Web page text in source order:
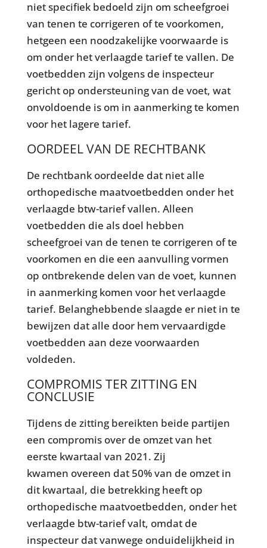
niet specifiek bedoeld zijn om scheefgroei
van tenen te corrigeren of te voorkomen,
hetgeen een noodzakelijke voorwaarde is
om onder het verlaagde tarief te vallen. De
voetbedden zijn volgens de inspecteur
gericht op ondersteuning van de voet, wat
onvoldoende is om in aanmerking te komen
voor het lagere tarief.
OORDEEL VAN DE RECHTBANK
De rechtbank oordeelde dat niet alle
orthopedische maatvoetbedden onder het
verlaagde btw-tarief vallen. Alleen
voetbedden die als doel hebben
scheefgroei van de tenen te corrigeren of te
voorkomen en die een aanvulling vormen
op ontbrekende delen van de voet, kunnen
in aanmerking komen voor het verlaagde
tarief. Belanghebbende slaagde er niet in te
bewijzen dat alle door hem vervaardigde
voetbedden aan deze voorwaarden
voldeden.
COMPROMIS TER ZITTING EN
CONCLUSIE
Tijdens de zitting bereikten beide partijen
een compromis over de omzet van het
eerste kwartaal van 2021. Zij
kwamen overeen dat 50% van de omzet in
dit kwartaal, die betrekking heeft op
orthopedische maatvoetbedden, onder het
verlaagde btw-tarief valt, omdat de
inspecteur dat vanwege onduidelijkheid in